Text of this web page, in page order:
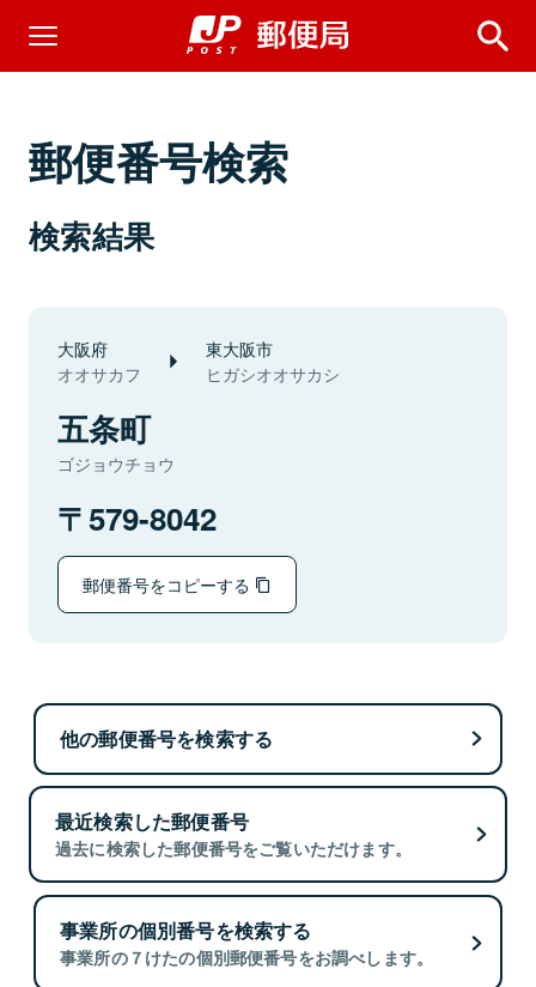
郵便番号検索
検索結果
大阪府
オオサカフ
東大阪市
ヒガシオオサカシ
五条町
ゴジョウチョウ
579-8042
郵便番号をコピーする
他の郵便番号を検索する
最近検索した郵便番号
過去に検索した郵便番号をご覧いただけます。
事業所の個別番号を検索する
事業所の７けたの個別郵便番号をお調べします。